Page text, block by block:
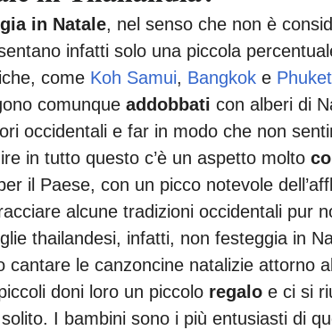
in Natale, nel senso che non è
infatti solo una piccola
come Koh Samui, Bangkok e Phuket
comunque addobbati con alberi di
occidentali e far in modo che non
in tutto questo c’è un aspetto molto
il Paese, con un picco notevole
alcune tradizioni occidentali pur
thailandesi, infatti, non festeggia in
cantare le canzoncine natalizie attorno
doni loro un piccolo regalo e ci si
I bambini sono i più entusiasti di